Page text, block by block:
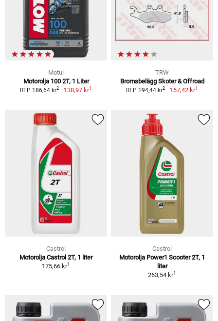
Motul
Motorolja 100 2T, 1 Liter
RFP 186,64 kr2 138,97 kr1
TRW
Bromsbelägg Skoter & Offroad
RFP 194,44 kr2 167,42 kr1
Castrol
Motorolja Castrol 2T, 1 liter
175,66 kr1
Castrol
Motorolja Power1 Scooter 2T, 1
liter
263,54 kr1